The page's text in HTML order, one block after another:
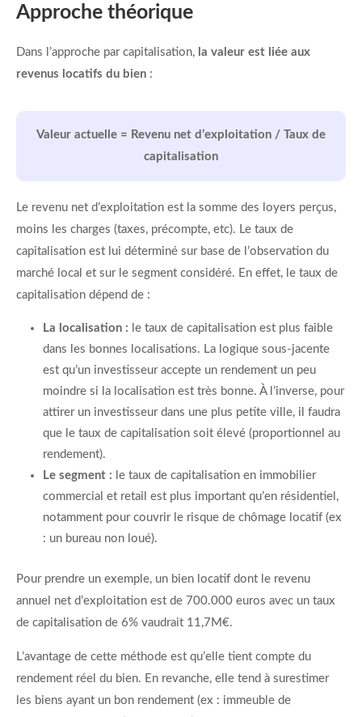
Approche théorique
Dans l’approche par capitalisation, la valeur est liée aux
revenus locatifs du bien :
Valeur actuelle = Revenu net d’exploitation / Taux de
capitalisation
Le revenu net d’exploitation est la somme des loyers perçus,
moins les charges (taxes, précompte, etc). Le taux de
capitalisation est lui déterminé sur base de l’observation du
marché local et sur le segment considéré. En effet, le taux de
capitalisation dépend de :
La localisation : le taux de capitalisation est plus faible
dans les bonnes localisations. La logique sous-jacente
est qu’un investisseur accepte un rendement un peu
moindre si la localisation est très bonne. À l’inverse, pour
attirer un investisseur dans une plus petite ville, il faudra
que le taux de capitalisation soit élevé (proportionnel au
rendement).
Le segment : le taux de capitalisation en immobilier
commercial et retail est plus important qu’en résidentiel,
notamment pour couvrir le risque de chômage locatif (ex
: un bureau non loué).
Pour prendre un exemple, un bien locatif dont le revenu
annuel net d’exploitation est de 700.000 euros avec un taux
de capitalisation de 6% vaudrait 11,7M€.
L’avantage de cette méthode est qu’elle tient compte du
rendement réel du bien. En revanche, elle tend à surestimer
les biens ayant un bon rendement (ex : immeuble de